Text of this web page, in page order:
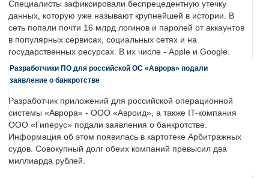
Специалисты зафиксировали беспрецедентную утечку
данных, которую уже называют крупнейшей в истории. В
сеть попали почти 16 млрд логинов и паролей от аккаунтов
в популярных сервисах, социальных сетях и на
государственных ресурсах. В их числе - Apple и Google.
Разработчики ПО для российской ОС «Аврора» подали
заявление о банкротстве
Разработчик приложений для российской операционной
системы «Аврора» - ООО «Авроид», а также IT-компания
ООО «Гиперус» подали заявления о банкротстве.
Информация об этом появилась в картотеке Арбитражных
судов. Совокупный долг обеих компаний превысил два
миллиарда рублей.